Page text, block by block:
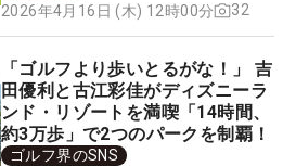
2026年4月16日 (木) 12時00分
32
「ゴルフより歩いとるがな！」 吉
田優利と古江彩佳がディズニーラ
ンド・リゾートを満喫「14時間、
約3万歩」で2つのパークを制覇！
ゴルフ界のSNS